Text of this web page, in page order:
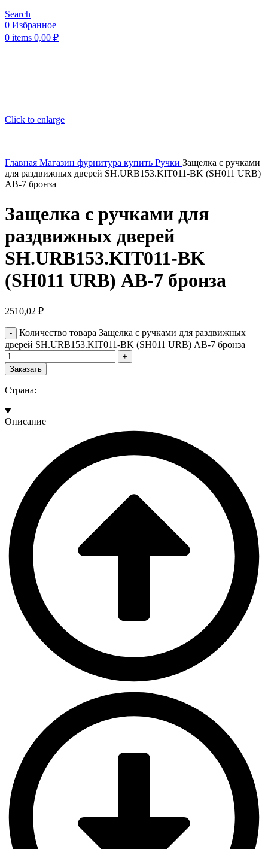
Search
0 Избранное
0 items 0,00 ₽
Click to enlarge
Главная Магазин фурнитура купить Ручки Защелка с ручками
для раздвижных дверей SH.URB153.KIT011-BK (SH011 URB)
АВ-7 бронза
Защелка с ручками для
раздвижных дверей
SH.URB153.KIT011-BK
(SH011 URB) АВ-7 бронза
2510,02 ₽
Количество товара Защелка с ручками для раздвижных
дверей SH.URB153.KIT011-BK (SH011 URB) АВ-7 бронза
Заказать
Страна:
Описание